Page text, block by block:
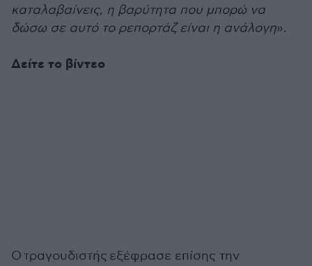
καταλαβαίνεις, η βαρύτητα που μπορώ να
δώσω σε αυτό το ρεπορτάζ είναι η ανάλογη».
Δείτε το βίντεο
Οτραγουδιστής εξέφρασε επίσης την